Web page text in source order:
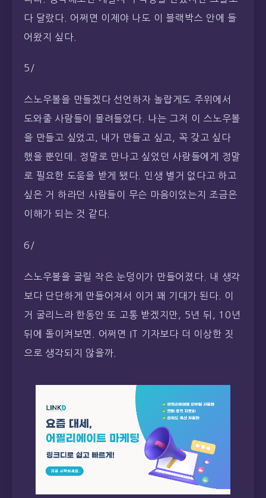
다 달랐다. 어쩌면 이제야 나도 이 블랙박스 안에 들
어왔지 싶다.
5/
스노우볼을 만들겠다 선언하자 놀랍게도 주위에서
도와줄 사람들이 몰려들었다. 나는 그저 이 스노우볼
을 만들고 싶었고, 내가 만들고 싶고, 꼭 갖고 싶다
했을 뿐인데. 정말로 만나고 싶었던 사람들에게 정말
로 필요한 도움을 받게 됐다. 인생 별거 없다고 하고
싶은 거 하라던 사람들이 무슨 마음이었는지 조금은
이해가 되는 것 같다.
6/
스노우볼을 굴릴 작은 눈덩이가 만들어졌다. 내 생각
보다 단단하게 만들어져서 이거 꽤 기대가 된다. 이
거 굴리느라 한동안 또 고통 받겠지만, 5년 뒤, 10년
뒤에 돌이켜보면. 어쩌면 IT 기자보다 더 이상한 짓
으로 생각되지 않을까.